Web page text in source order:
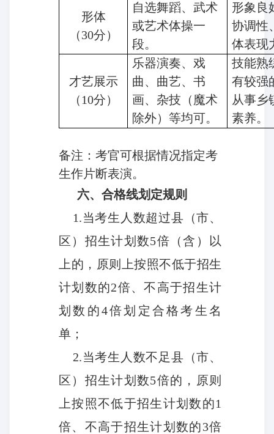
形体
（30分）
自选舞蹈、武术
或艺术体操一
段。
形象良
协调性
体表现
才艺展示
（10分）
乐器演奏、戏
曲、曲艺、书
画、杂技（魔术
除外）等均可。
技能熟
有较强
从事乡
素养。
备注：考官可根据情况指定考
生作片断表演。
六、合格线划定规则
1.当考生人数超过县（市、
区）招生计划数5倍（含）以
上的，原则上按照不低于招生
计划数的2倍、不高于招生计
划数的4倍划定合格考生名
单；
2.当考生人数不足县（市、
区）招生计划数5倍的，原则
上按照不低于招生计划数的1
倍、不高于招生计划数的3倍